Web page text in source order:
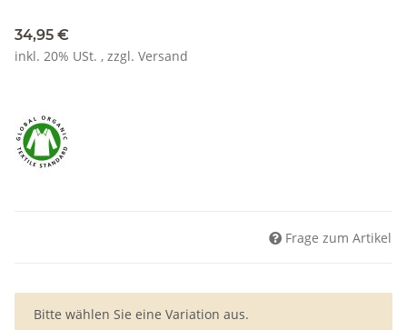
34,95 €
inkl. 20% USt. , zzgl. Versand
Frage zum Artikel
x
Bitte wählen Sie eine Variation aus.